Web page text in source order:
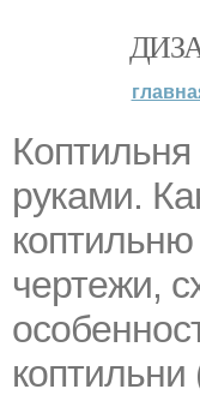
руками.
чертежи,